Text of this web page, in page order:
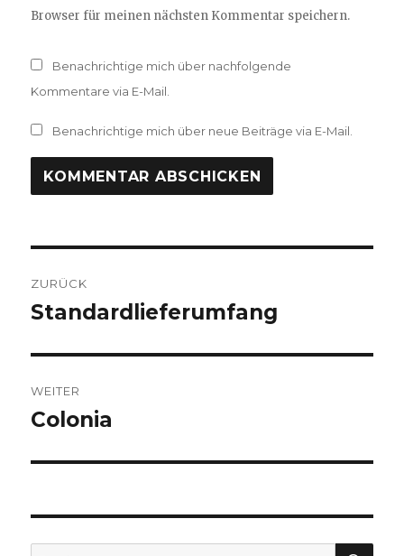
Browser für meinen nächsten Kommentar speichern.
Benachrichtige mich über nachfolgende
Kommentare via E-Mail.
Benachrichtige mich über neue Beiträge via E-Mail.
ZURÜCK
Vorheriger
Standardlieferumfang
WEITER
Nächster
Colonia